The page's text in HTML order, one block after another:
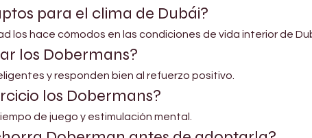
para el clima de Dubái?
los hace cómodos en las condiciones de vida interior de
los Dobermans?
y responden bien al refuerzo positivo.
los Dobermans?
de juego y estimulación mental.